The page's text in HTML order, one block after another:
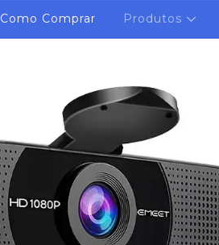
Como Comprar Produtos